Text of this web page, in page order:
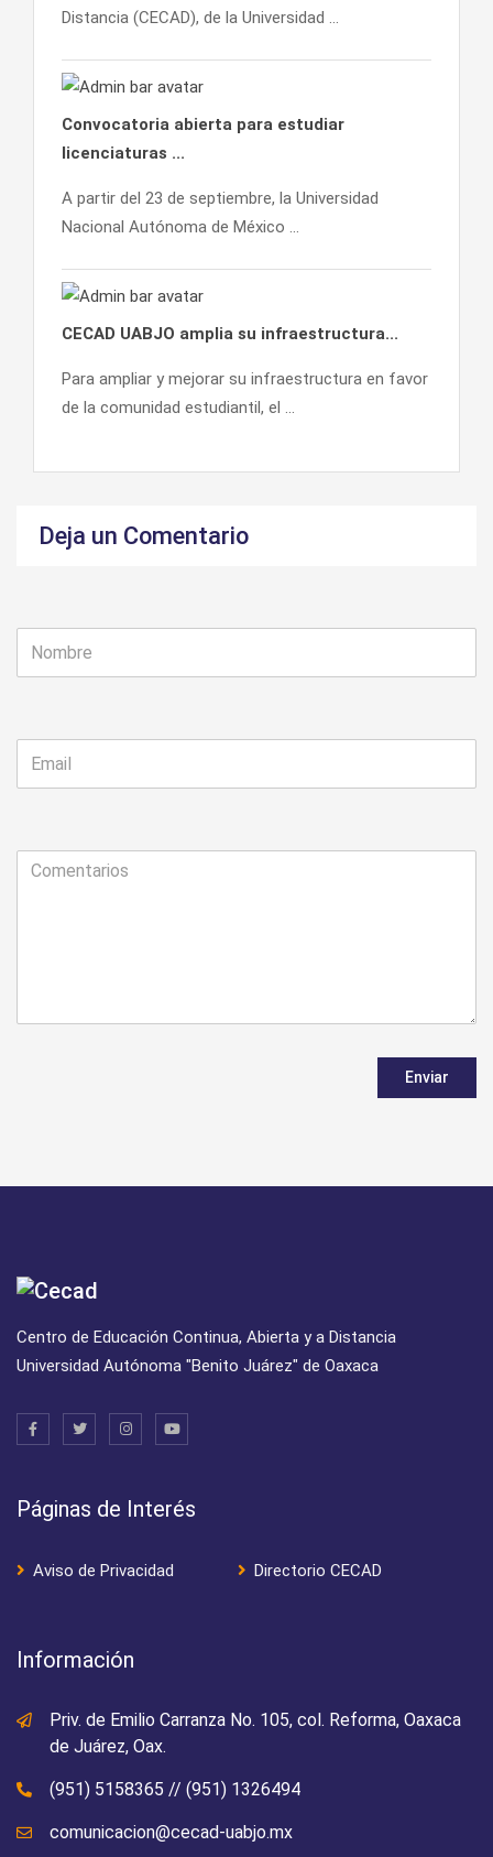
Distancia (CECAD), de la Universidad ...
Convocatoria abierta para estudiar
licenciaturas ...
A partir del 23 de septiembre, la Universidad
Nacional Autónoma de México ...
CECAD UABJO amplia su infraestructura...
Para ampliar y mejorar su infraestructura en favor
de la comunidad estudiantil, el ...
Deja un Comentario
Enviar
Centro de Educación Continua, Abierta y a Distancia
Universidad Autónoma "Benito Juárez" de Oaxaca
Páginas de Interés
Aviso de Privacidad Directorio CECAD
Información
Priv. de Emilio Carranza No. 105, col. Reforma, Oaxaca
de Juárez, Oax.
(951) 5158365 // (951) 1326494
comunicacion@cecad-uabjo.mx